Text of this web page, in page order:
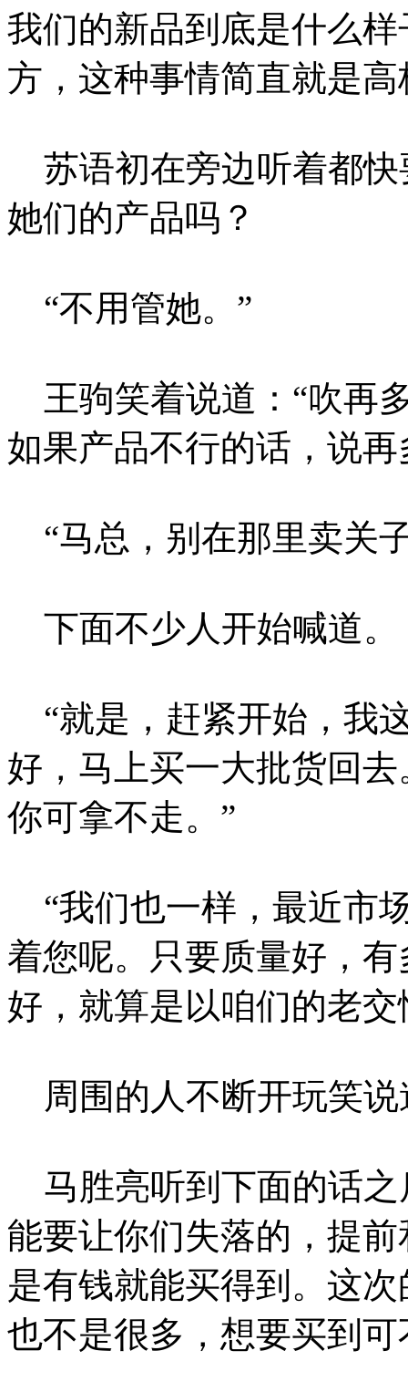
我们的新品到底是什么
方，这种事情简直就是高
苏语初在旁边听着都快
她们的产品吗？
“不用管她。”
王驹笑着说道：“吹再
如果产品不行的话，说
“马总，别在那里卖关
下面不少人开始喊道。
“就是，赶紧开始，我
好，马上买一大批货回
你可拿不走。”
“我们也一样，最近市
着您呢。只要质量好，
好，就算是以咱们的老
周围的人不断开玩笑说
马胜亮听到下面的话之
能要让你们失落的，提
是有钱就能买得到。这
也不是很多，想要买到可